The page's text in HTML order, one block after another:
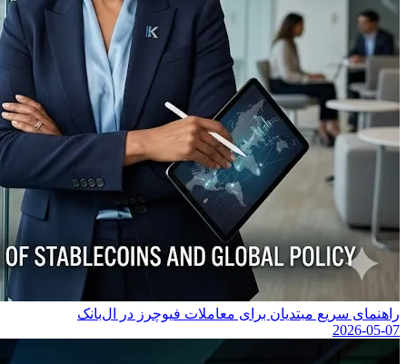
راهنمای سریع مبتدیان برای معاملات فیوچرز در ال‌بانک
2026-05-07